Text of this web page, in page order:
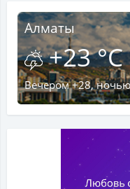
Алматы
+23 °C
Вечером +28,